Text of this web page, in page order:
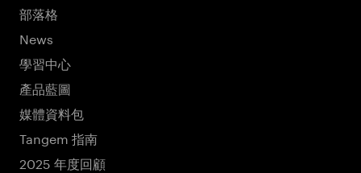
部落格
News
學習中心
產品藍圖
媒體資料包
Tangem 指南
2025 年度回顧